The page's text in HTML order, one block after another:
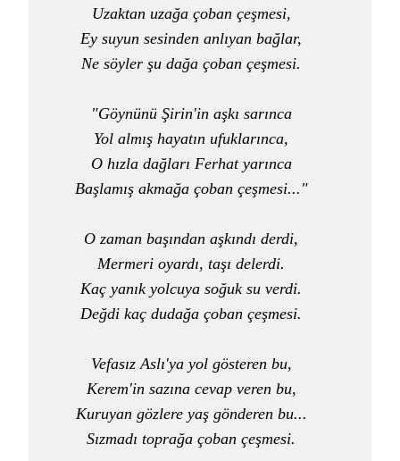
Uzaktan uzağa çoban çeşmesi,
Ey suyun sesinden anlıyan bağlar,
Ne söyler şu dağa çoban çeşmesi.
"Göynünü Şirin'in aşkı sarınca
Yol almış hayatın ufuklarınca,
O hızla dağları Ferhat yarınca
Başlamış akmağa çoban çeşmesi..."
O zaman başından aşkındı derdi,
Mermeri oyardı, taşı delerdi.
Kaç yanık yolcuya soğuk su verdi.
Değdi kaç dudağa çoban çeşmesi.
Vefasız Aslı'ya yol gösteren bu,
Kerem'in sazına cevap veren bu,
Kuruyan gözlere yaş gönderen bu...
Sızmadı toprağa çoban çeşmesi.